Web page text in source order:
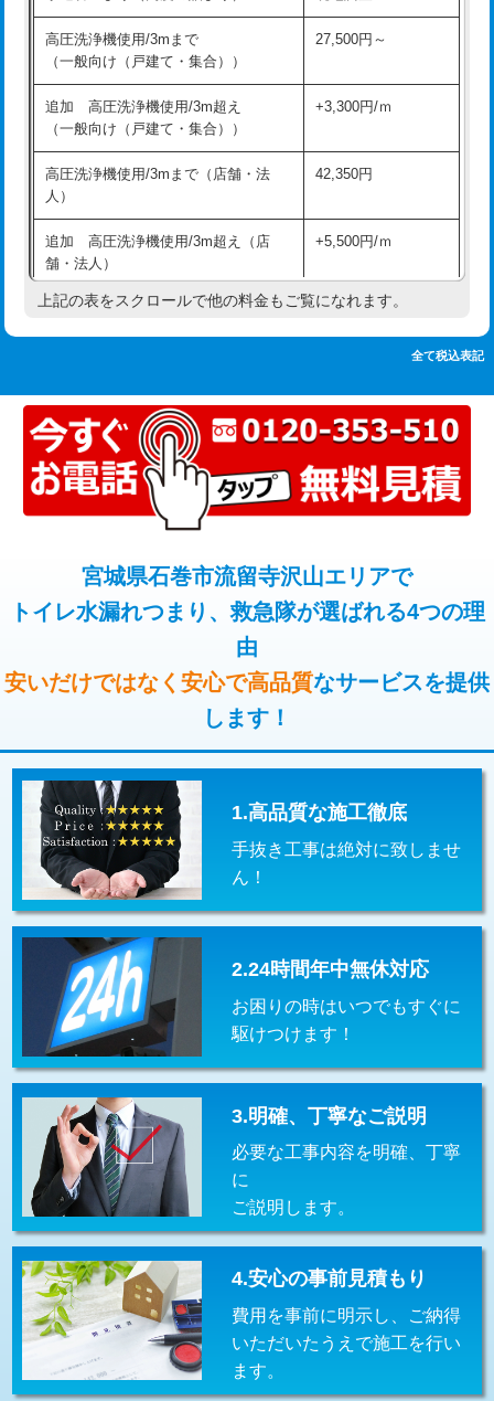
追加人工 16,500円
廃棄・処分 現場見積
※給水管工事は20mmまでの価格です。
持込商品取付（混合水栓）
持込商品取付（浄水器・分岐水栓） 16,500円
業）
排水管工事（追加 排水管工事/3ｍ超
え）
マス交換（土の掘削・埋め戻し作業） 11,000円~
マス交換（深さ50㎝以上） 66,000円
コンクリート斫り（厚さ10㎝まで） 27,500円
コンクリート斫り（厚さ10㎝超え） 38,500円
モルタル補修（厚さ10㎝まで） 27,500円
モルタル補修（厚さ10㎝超え） 38,500円
高圧洗浄機使用/3mまで
（一般向け（戸建て・集合））
27,500円～
追加 高圧洗浄機使用/3m超え
（一般向け（戸建て・集合））
+3,300円/ｍ
高圧洗浄機使用/3mまで（店舗・法
人）
42,350円
追加 高圧洗浄機使用/3m超え（店
舗・法人）
+5,500円/ｍ
高度高圧洗浄換 現地調査
トーラー機使用/3mまで 33,000円
追加トーラー機使用/3m超え +3,300円
カメラ調査 33,000円
止水・漏水調査・防水処理・清掃・修
理・調整・分解・加工など（軽作業）
11,000円
止水・漏水調査・防水処理・清掃・修
理・調整・分解・加工など（中作業）
止水・漏水調査・防水処理・清掃・修
その他部品の脱着
交換・取付（タンク） 22,000円+材料費
交換・取付(単水栓（壁付・デッキ
式）)
交換・取付(混合水栓（壁付・デッキ
式・ワンホール）)
交換・取付(排水栓・排水トラップ
（P/S/ポップアップ））
22,000円+材料費
交換・取付（その他部品） 11,000円+材料費
持込商品取付（単水栓） 13,200円
持込商品取付（混合水栓） 16,500円
持込商品取付（浄水器・分岐水栓） 16,500円
給水管工事※（バンド止め)
給水管工事※（支持金具設置) 5,500円
給水管工事※（保温材使用（バンド止
5,500円
上記の表をスクロールで他の料金もご覧になれます。
全て税込表記
宮城県石巻市流留寺沢山エリアで
トイレ水漏れつまり、救急隊が選ばれる4つの理
由
安いだけではなく安心で高品質なサービスを提供
します！
1.高品質な施工徹底
手抜き工事は絶対に致しませ
ん！
2.24時間年中無休対応
お困りの時はいつでもすぐに
駆けつけます！
3.明確、丁寧なご説明
必要な工事内容を明確、丁寧
に
ご説明します。
4.安心の事前見積もり
費用を事前に明示し、ご納得
いただいたうえで施工を行い
ます。